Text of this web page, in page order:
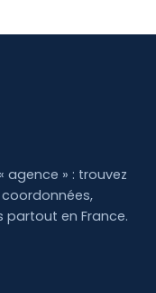
agence » : trouvez
partout en France.